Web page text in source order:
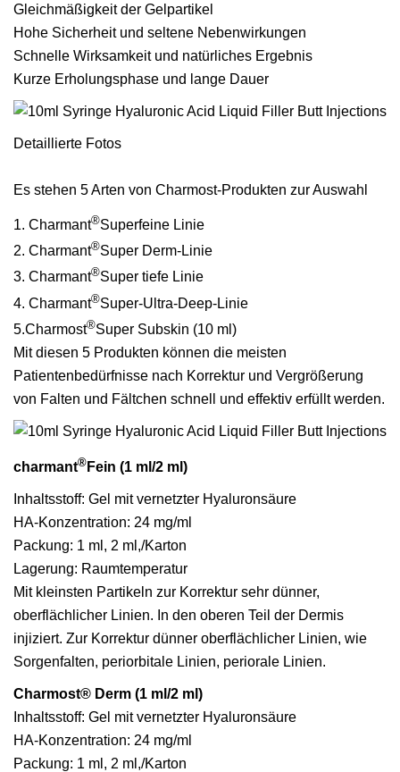
Gleichmäßigkeit der Gelpartikel
Hohe Sicherheit und seltene Nebenwirkungen
Schnelle Wirksamkeit und natürliches Ergebnis
Kurze Erholungsphase und lange Dauer
Detaillierte Fotos
Es stehen 5 Arten von Charmost-Produkten zur Auswahl
1. Charmant®Superfeine Linie
2. Charmant®Super Derm-Linie
3. Charmant®Super tiefe Linie
4. Charmant®Super-Ultra-Deep-Linie
5.Charmost®Super Subskin (10 ml)
Mit diesen 5 Produkten können die meisten
Patientenbedürfnisse nach Korrektur und Vergrößerung
von Falten und Fältchen schnell und effektiv erfüllt werden.
charmant® Fein (1 ml/2 ml)
Inhaltsstoff: Gel mit vernetzter Hyaluronsäure
HA-Konzentration: 24 mg/ml
Packung: 1 ml, 2 ml,/Karton
Lagerung: Raumtemperatur
Mit kleinsten Partikeln zur Korrektur sehr dünner,
oberflächlicher Linien. In den oberen Teil der Dermis
injiziert. Zur Korrektur dünner oberflächlicher Linien, wie
Sorgenfalten, periorbitale Linien, periorale Linien.
Charmost® Derm (1 ml/2 ml)
Inhaltsstoff: Gel mit vernetzter Hyaluronsäure
HA-Konzentration: 24 mg/ml
Packung: 1 ml, 2 ml,/Karton